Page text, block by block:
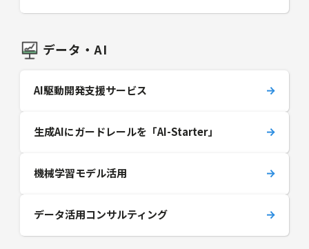
データ・AI
AI駆動開発支援サービス
生成AIにガードレールを「AI-Starter」
機械学習モデル活用
データ活用コンサルティング